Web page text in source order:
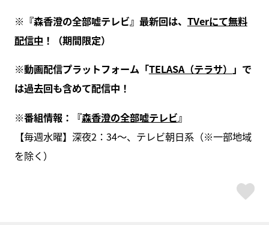
※『森香澄の全部嘘テレビ』最新回は、 TVerにて無料
配信中 ！（期間限定）
※動画配信プラットフォーム「TELASA（テラサ） 」で
は過去回も含めて配信中！
※番組情報：『森香澄の全部嘘テレビ』
【毎週水曜】深夜2：34～、テレビ朝日系（※一部地域
を除く）